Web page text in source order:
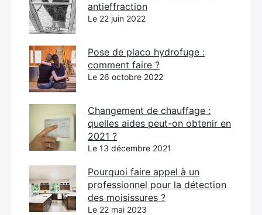
antieffraction
Le 22 juin 2022
Pose de placo hydrofuge :
comment faire ?
Le 26 octobre 2022
Changement de chauffage :
quelles aides peut-on obtenir en
2021 ?
Le 13 décembre 2021
Pourquoi faire appel à un
professionnel pour la détection
des moisissures ?
Le 22 mai 2023